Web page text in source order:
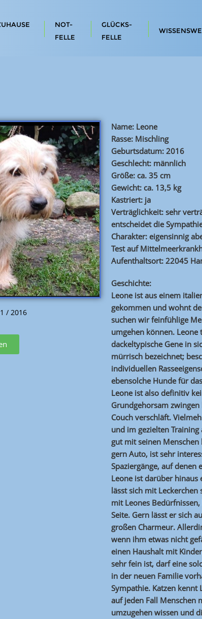
NOT-
FELLE
GLÜCKS-
FELLE
/ 2016
Name: Leone
Rasse: Mischling
Geburtsdatum: 2016
Geschlecht: männlich
Größe: ca. 35 cm
Gewicht: ca. 13,5 kg
Kastriert: ja
Verträglichkeit: sehr
entscheidet die
Charakter: eigensinnig
Test auf
Aufenthaltsort: 22045
Geschichte:
Leone ist aus einem
gekommen und wohnt
suchen wir feinfühlige
umgehen können.
dackeltypische Gene in
mürrisch bezeichnet;
individuellen
ebensolche Hunde für
Leone ist also definitiv
Grundgehorsam
Couch verschläft.
und im gezielten
gut mit seinen
gern Auto, ist sehr
Spaziergänge, auf denen
Leone ist darüber
lässt sich mit
mit Leones
Seite. Gern lässt er sich
großen Charmeur.
wenn ihm etwas nicht
einen Haushalt mit
sehr fein ist, darf eine
in der neuen Familie
Sympathie. Katzen kennt
auf jeden Fall Menschen
umzugehen wissen und